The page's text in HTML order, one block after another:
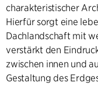
charakteristischer
Hierfür sorgt eine
Dachlandschaft mit
verstärkt den
zwischen innen und
Gestaltung des